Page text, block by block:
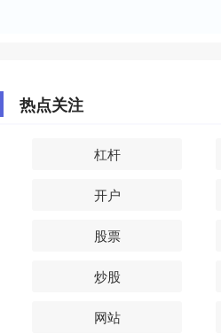
热点关注
杠杆
开户
股票
炒股
网站